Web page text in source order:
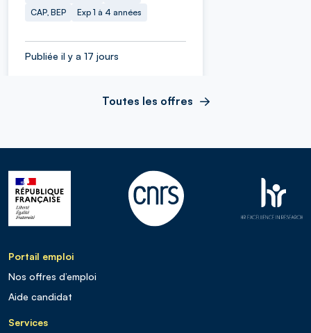
CAP, BEP
Exp 1 à 4 années
Publiée il y a 17 jours
Toutes les offres
Portail emploi
Nos offres d’emploi
Aide candidat
Services